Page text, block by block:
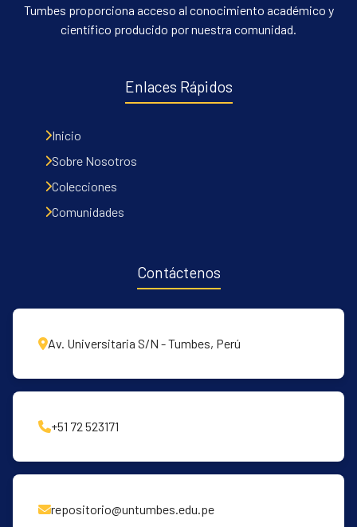
Communities & Collections
All of DSpace
Tumbes proporciona acceso al conocimiento académico y
científico producido por nuestra comunidad.
Enlaces Rápidos
Inicio
Sobre Nosotros
Colecciones
Comunidades
Contáctenos
Av. Universitaria S/N - Tumbes, Perú
+51 72 523171
repositorio@untumbes.edu.pe